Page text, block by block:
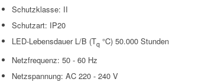
Schutzklasse: II
Schutzart: IP20
LED-Lebensdauer L/B (Tq °C) 50.000 Stunden
Netzfrequenz: 50 - 60 Hz
Netzspannung: AC 220 - 240 V